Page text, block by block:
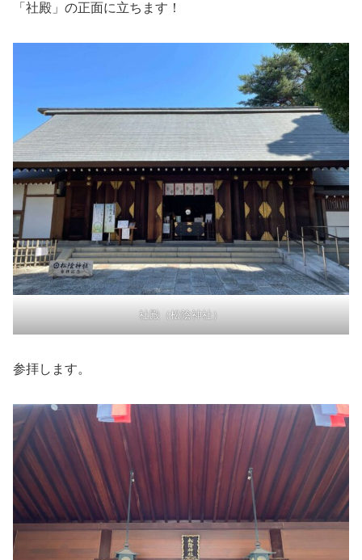
「社殿」の正面に立ちます！
社殿（松陰神社）
参拝します。